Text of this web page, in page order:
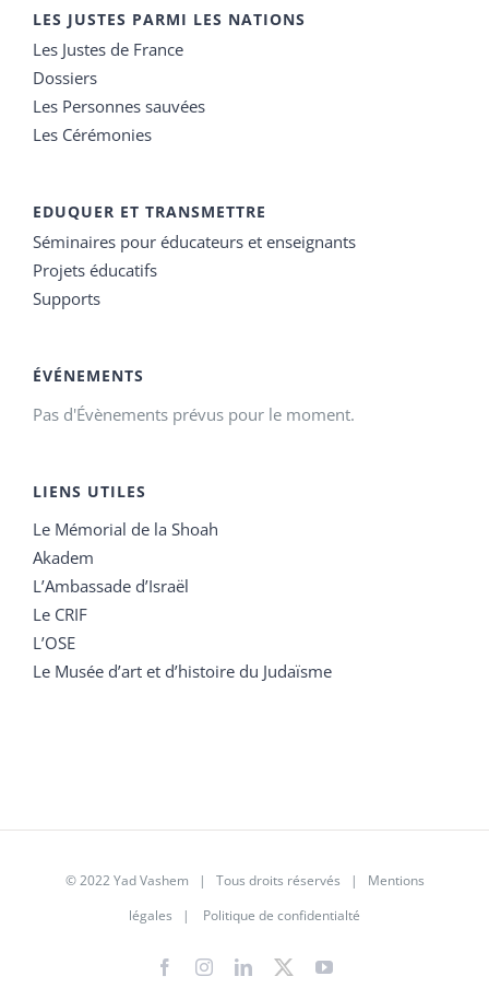
LES JUSTES PARMI LES NATIONS
Les Justes de France
Dossiers
Les Personnes sauvées
Les Cérémonies
EDUQUER ET TRANSMETTRE
Séminaires pour éducateurs et enseignants
Projets éducatifs
Supports
ÉVÉNEMENTS
Pas d'Évènements prévus pour le moment.
LIENS UTILES
Le Mémorial de la Shoah
Akadem
L’Ambassade d’Israël
Le CRIF
L’OSE
Le Musée d’art et d’histoire du Judaïsme
© 2022 Yad Vashem | Tous droits réservés | Mentions
légales | Politique de confidentialté
FacebookInstagramLinkedIn
X YouTube